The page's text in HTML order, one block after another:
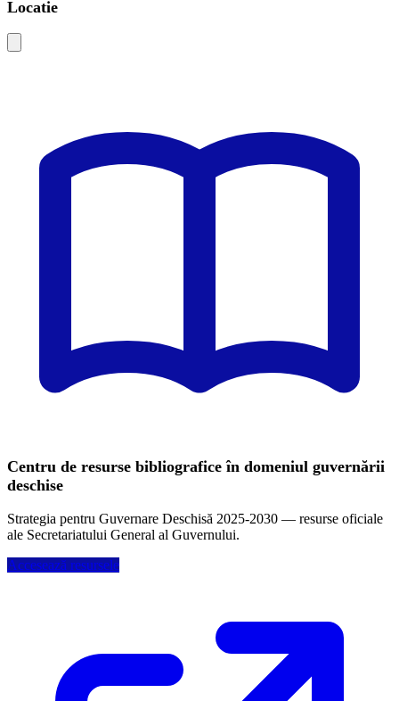
Locatie
Centru de resurse bibliografice în domeniul guvernării
deschise
Strategia pentru Guvernare Deschisă 2025-2030 — resurse oficiale
ale Secretariatului General al Guvernului.
Accesează resursele